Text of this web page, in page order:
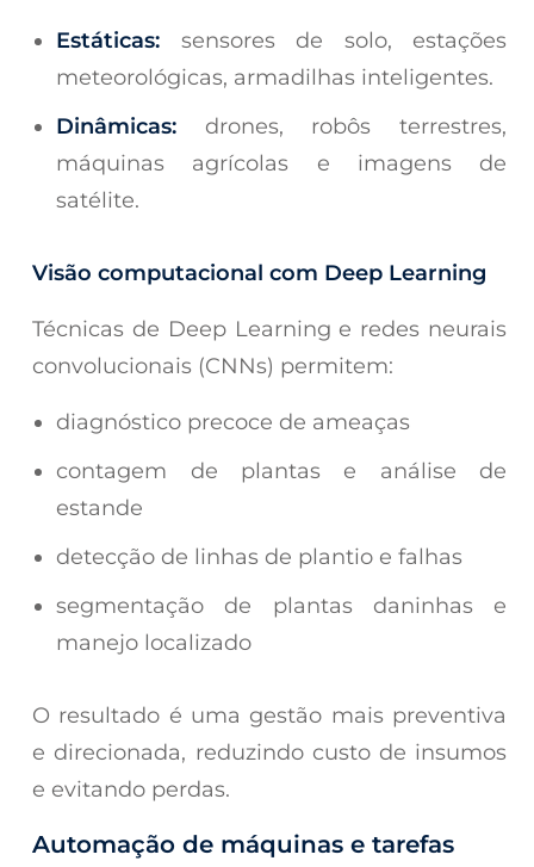
Estáticas: sensores de solo, estações
meteorológicas, armadilhas inteligentes.
Dinâmicas: drones, robôs terrestres,
máquinas agrícolas e imagens de
satélite.
Visão computacional com Deep Learning
Técnicas de Deep Learning e redes neurais
convolucionais (CNNs) permitem:
diagnóstico precoce de ameaças
contagem de plantas e análise de
estande
detecção de linhas de plantio e falhas
segmentação de plantas daninhas e
manejo localizado
O resultado é uma gestão mais preventiva
e direcionada, reduzindo custo de insumos
e evitando perdas.
Automação de máquinas e tarefas